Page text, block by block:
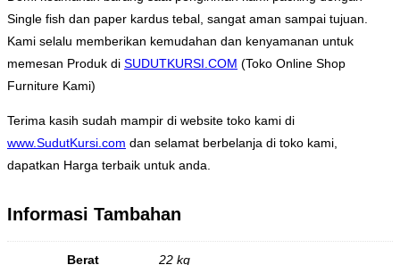
Single fish dan paper kardus tebal, sangat aman sampai tujuan.
Kami selalu memberikan kemudahan dan kenyamanan untuk
memesan Produk di SUDUTKURSI.COM (Toko Online Shop
Furniture Kami)
Terima kasih sudah mampir di website toko kami di
www.SudutKursi.com dan selamat berbelanja di toko kami,
dapatkan Harga terbaik untuk anda.
Informasi Tambahan
Berat 22 kg